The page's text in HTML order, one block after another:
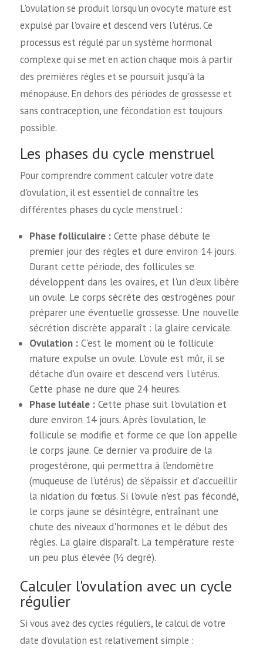
L'ovulation se produit lorsqu'un ovocyte mature est
expulsé par l'ovaire et descend vers l'utérus. Ce
processus est régulé par un système hormonal
complexe qui se met en action chaque mois à partir
des premières règles et se poursuit jusqu'à la
ménopause. En dehors des périodes de grossesse et
sans contraception, une fécondation est toujours
possible.
Les phases du cycle menstruel
Pour comprendre comment calculer votre date
d'ovulation, il est essentiel de connaître les
différentes phases du cycle menstruel :
Phase folliculaire : Cette phase débute le
premier jour des règles et dure environ 14 jours.
Durant cette période, des follicules se
développent dans les ovaires, et l'un d'eux libère
un ovule. Le corps sécrète des œstrogènes pour
préparer une éventuelle grossesse. Une nouvelle
sécrétion discrète apparaît : la glaire cervicale.
Ovulation : C'est le moment où le follicule
mature expulse un ovule. L'ovule est mûr, il se
détache d'un ovaire et descend vers l'utérus.
Cette phase ne dure que 24 heures.
Phase lutéale : Cette phase suit l'ovulation et
dure environ 14 jours. Après l’ovulation, le
follicule se modifie et forme ce que l’on appelle
le corps jaune. Ce dernier va produire de la
progestérone, qui permettra à l’endomètre
(muqueuse de l’utérus) de s’épaissir et d’accueillir
la nidation du fœtus. Si l'ovule n'est pas fécondé,
le corps jaune se désintègre, entraînant une
chute des niveaux d'hormones et le début des
règles. La glaire disparaît. La température reste
un peu plus élevée (½ degré).
Calculer l'ovulation avec un cycle
régulier
Si vous avez des cycles réguliers, le calcul de votre
date d'ovulation est relativement simple :